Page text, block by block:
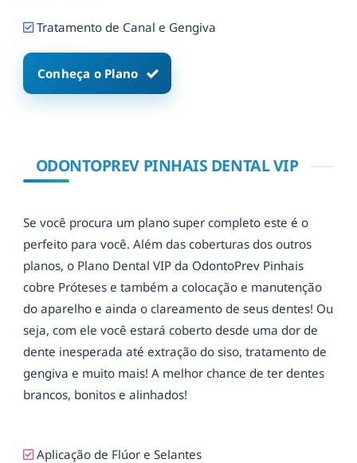
Tratamento de Canal e Gengiva
Conheça o Plano
ODONTOPREV PINHAIS DENTAL VIP
Se você procura um plano super completo este é o
perfeito para você. Além das coberturas dos outros
planos, o Plano Dental VIP da OdontoPrev Pinhais
cobre Próteses e também a colocação e manutenção
do aparelho e ainda o clareamento de seus dentes! Ou
seja, com ele você estará coberto desde uma dor de
dente inesperada até extração do siso, tratamento de
gengiva e muito mais! A melhor chance de ter dentes
brancos, bonitos e alinhados!
Aplicação de Flúor e Selantes